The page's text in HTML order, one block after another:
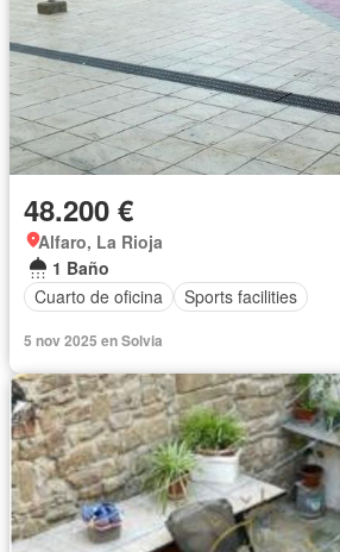
48.200 €
Alfaro, La Rioja
1 Baño
Cuarto de oficina
Sports facilities
5 nov 2025 en Solvia